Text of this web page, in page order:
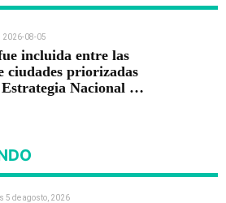
2026-08-05
incluida entre las
ciudades priorizadas
Nacional de
5 de agosto, 2026